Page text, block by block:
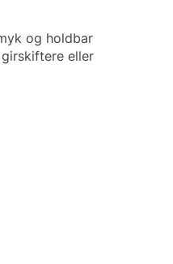
og holdbar
eller